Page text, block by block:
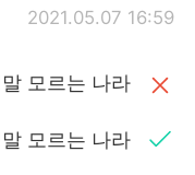
2021.05.07 16:59
모르는 나라
모르는 나라